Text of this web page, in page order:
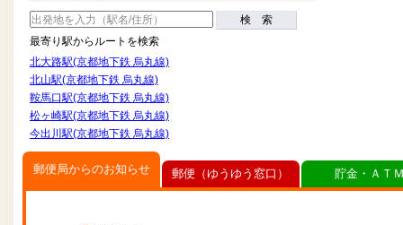
検 索
最寄り駅からルートを検索
北大路駅(京都地下鉄 烏丸線)
北山駅(京都地下鉄 烏丸線)
鞍馬口駅(京都地下鉄 烏丸線)
松ヶ崎駅(京都地下鉄 烏丸線)
今出川駅(京都地下鉄 烏丸線)
郵便局からのお知らせ 郵便（ゆうゆう窓口） 貯金・ＡＴ